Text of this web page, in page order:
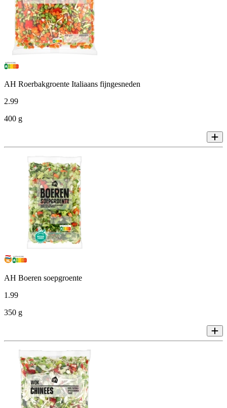
AH Roerbakgroente Italiaans fijngesneden
2.99
400 g
AH Boeren soepgroente
1.99
350 g